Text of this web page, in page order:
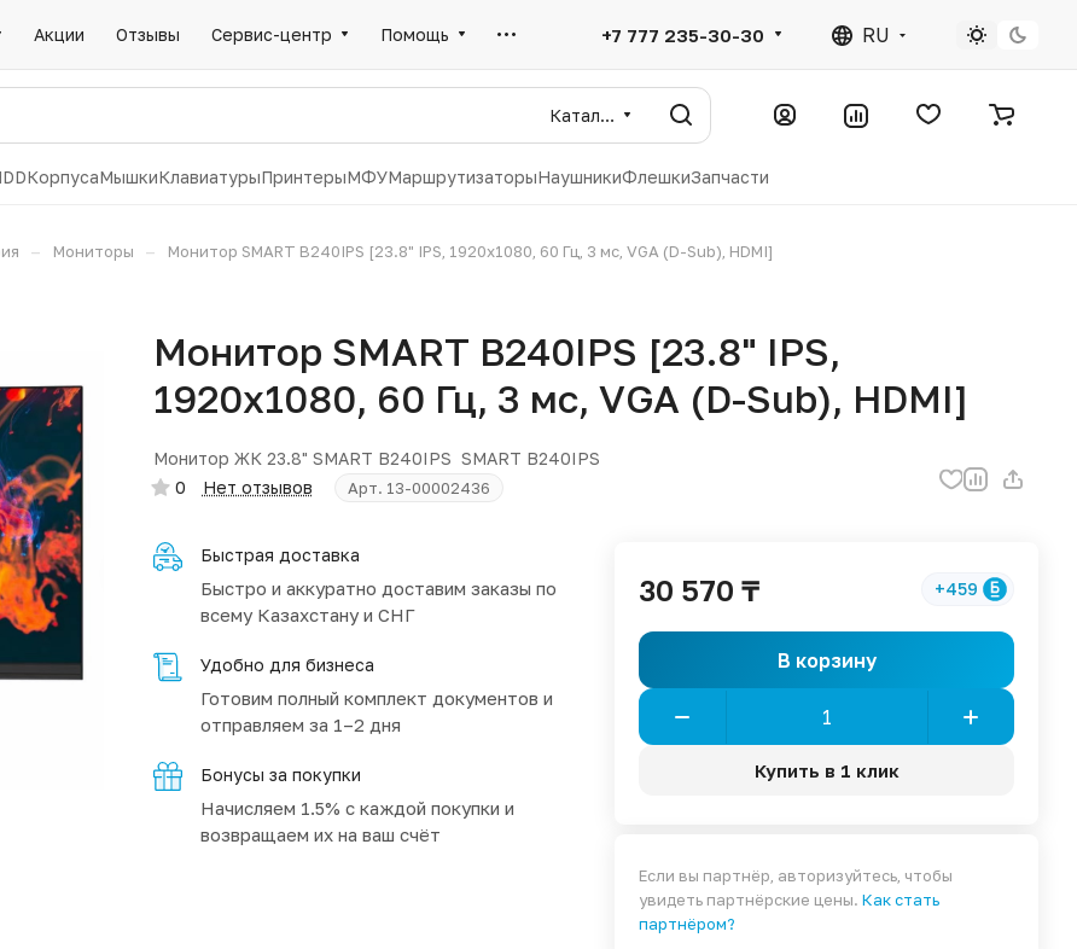
Акции Отзывы Сервис-центр Помощь +7 777 235-30-30 RU
Каталог
КорпусаМышкиКлавиатурыПринтерыМФУМаршрутизаторыНаушникиФлешкиЗапчасти
– Мониторы – Монитор SMART B240IPS [23.8" IPS, 1920x1080, 60 Гц, 3 мс, VGA (D-Sub), HDMI]
Монитор SMART B240IPS [23.8" IPS,
1920x1080, 60 Гц, 3 мс, VGA (D-Sub), HDMI]
Монитор ЖК 23.8" SMART B240IPS SMART B240IPS
0
Нет отзывов Арт. 13-00002436
Быстрая доставка
Быстро и аккуратно доставим заказы по
всему Казахстану и СНГ
Удобно для бизнеса
Готовим полный комплект документов и
отправляем за 1–2 дня
Бонусы за покупки
Начисляем 1.5% с каждой покупки и
возвращаем их на ваш счёт
30 570 ₸ +459
В корзину
Купить в 1 клик
Если вы партнёр, авторизуйтесь, чтобы
увидеть партнёрские цены.Как стать
партнёром?